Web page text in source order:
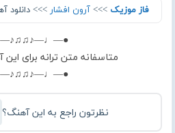
فاز موزیک >>> آرون افشار >>> دانلود
متاسفانه متن ترانه برای
نظرتون راجع به این آهنگ؟